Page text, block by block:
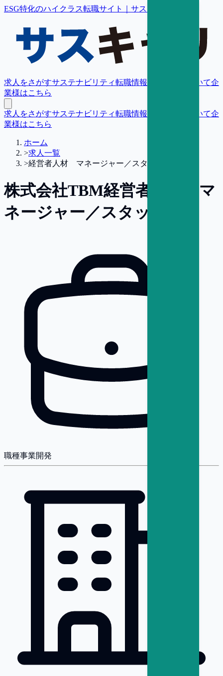
ESG特化のハイクラス転職サイト｜サスキャリ
求人をさがすサステナビリティ転職情報 転職支援について企
業様はこちら
求人をさがすサステナビリティ転職情報 転職支援について企
業様はこちら
ホーム
>求人一覧
>経営者人材 マネージャー／スタッフ
株式会社TBM経営者人材 マ
ネージャー／スタッフ
職種事業開発